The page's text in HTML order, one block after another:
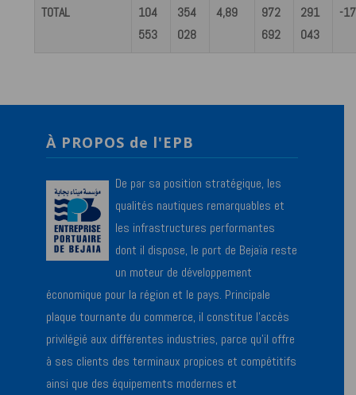
TOTAL
104
553
354
028
4,89
972
692
291
043
-
À PROPOS de l'EPB
De par sa position stratégique, les
qualités nautiques remarquables et
les infrastructures performantes
dont il dispose, le port de Bejaïa reste
un moteur de développement
économique pour la région et le pays. Principale
plaque tournante du commerce, il constitue l’accès
privilégié aux différentes industries, parce qu’il offre
à ses clients des terminaux propices et compétitifs
ainsi que des équipements modernes et